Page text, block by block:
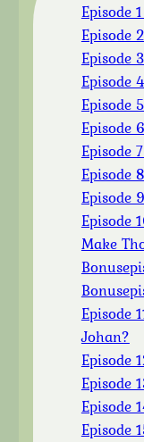
Episode
Episode
Episode
Episode
Episode
Episode
Episode
Episode
Episode
Episode
Make
Episode
Johan?
Episode
Episode
Episode
Episode